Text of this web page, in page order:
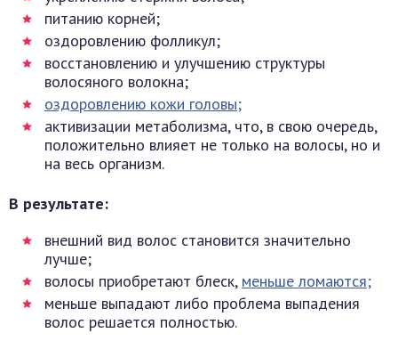
питанию корней;
оздоровлению фолликул;
восстановлению и улучшению структуры
волосяного волокна;
оздоровлению кожи головы;
активизации метаболизма, что, в свою очередь,
положительно влияет не только на волосы, но и
на весь организм.
В результате:
внешний вид волос становится значительно
лучше;
волосы приобретают блеск, меньше ломаются;
меньше выпадают либо проблема выпадения
волос решается полностью.